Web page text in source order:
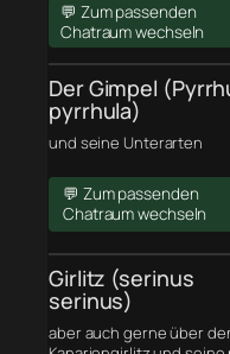
💬 Zum passenden
Chatraum wechseln
Der Gimpel
pyrrhula)
und seine Unterarten
💬 Zum passenden
Chatraum wechseln
Girlitz (serinus
serinus)
aber auch gerne über